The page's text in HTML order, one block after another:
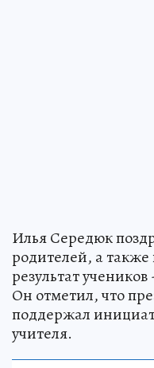
Илья Середюк
родителей, а
результат учеников
Он отметил, что
поддержал
учителя.